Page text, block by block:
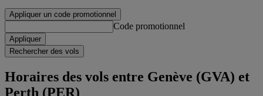
Appliquer un code promotionnel
Code promotionnel
Appliquer
Rechercher des vols
Horaires des vols entre Genève (GVA) et
Perth (PER)